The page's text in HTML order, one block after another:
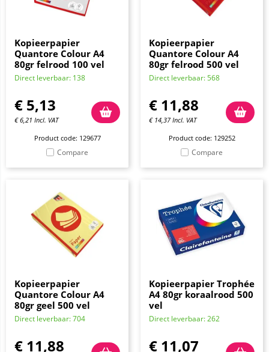
Kopieerpapier
Quantore Colour A4
80gr felrood 100 vel
Direct leverbaar: 138
€ 5,13
€6,21 Incl. VAT
Product code: 129677
Compare
Kopieerpapier
Quantore Colour A4
80gr felrood 500 vel
Direct leverbaar: 568
€ 11,88
€ 14,37 Incl. VAT
Product code: 129252
Compare
Kopieerpapier
Quantore Colour A4
80gr geel 500 vel
Direct leverbaar: 704
€ 11,88
Kopieerpapier Trophée
A4 80gr koraalrood 500
vel
Direct leverbaar: 262
€ 11,07